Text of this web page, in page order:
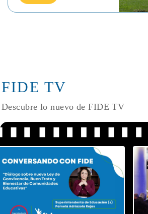
FIDE TV
Descubre lo nuevo de FIDE TV